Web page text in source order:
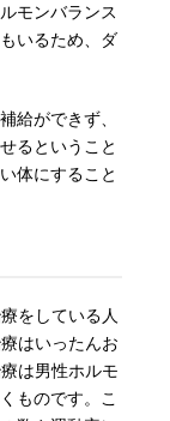
モンバランス
いるため、ダ
給ができず、
るということ
体にすること
をしている人
はいったんお
は男性ホルモ
ものです。こ